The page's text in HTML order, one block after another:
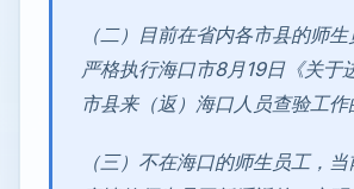
（二）目前在省内各市县的师
严格执行海口市8月19日《关于
市县来（返）海口人员查验工作
（三）不在海口的师生员工，